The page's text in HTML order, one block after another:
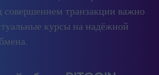
совершением транзакции важно
курсы на надёжной